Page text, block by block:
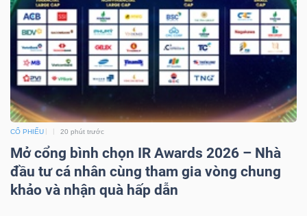
CỔ PHIẾU 20 phút trước
Mở cổng bình chọn IR Awards 2026 – Nhà
đầu tư cá nhân cùng tham gia vòng chung
khảo và nhận quà hấp dẫn
tài
chính